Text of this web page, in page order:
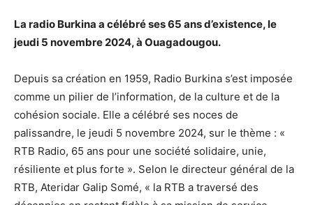
La radio Burkina a célébré ses 65 ans d’existence, le
jeudi 5 novembre 2024, à Ouagadougou.
Depuis sa création en 1959, Radio Burkina s’est imposée
comme un pilier de l’information, de la culture et de la
cohésion sociale. Elle a célébré ses noces de
palissandre, le jeudi 5 novembre 2024, sur le thème : «
RTB Radio, 65 ans pour une société solidaire, unie,
résiliente et plus forte ». Selon le directeur général de la
RTB, Ateridar Galip Somé, « la RTB a traversé des